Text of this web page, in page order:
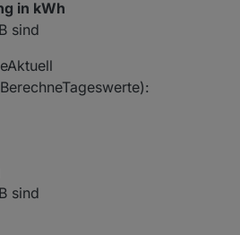
=
?
in kWh
sind
sind